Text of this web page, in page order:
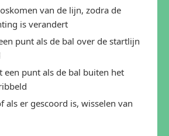
van de lijn, zodra de
is verandert
punt als de bal over de startlijn
een punt als de bal buiten het
als er gescoord is, wisselen van